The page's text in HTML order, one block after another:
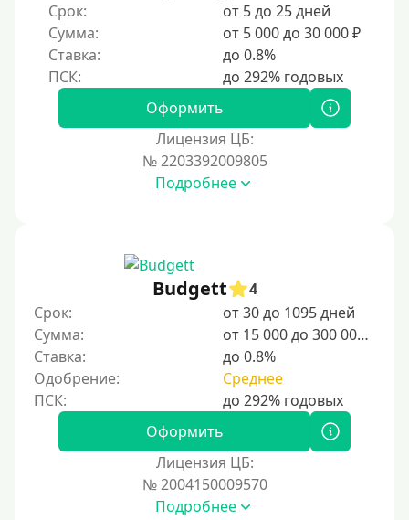
Без прописки
Без регистрации
С временной регистрацией
Без подтверждения личности
Пенсионерам до 70 лет
Пенсионерам до 85 лет
Безработным
Даже бомжам
Без указания места работы
Для иностранных граждан
Для иностранных граждан Украины
Для иностранных граждан Казахстана
Для иностранных граждан Кыргызстана
Для иностранных граждан Таджикистана
Срок:
от 5 до 25 дней
Сумма:
от 5 000 до 30 000 ₽
Ставка:
до 0.8%
Оформить
Лицензия ЦБ:
№ 2203392009805
Подробнее
Budgett
4
Срок:
от 30 до 1095 дней
Сумма:
от 15 000 до 300 000 ₽
Ставка:
до 0.8%
Одобрение:
Среднее
Оформить
Лицензия ЦБ:
№ 2004150009570
Подробнее